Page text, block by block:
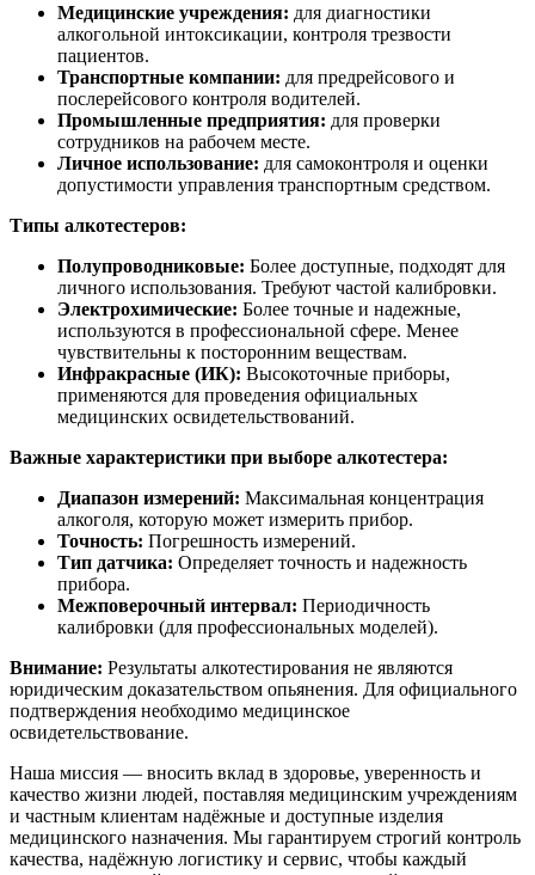
Медицинские учреждения: для диагностики
алкогольной интоксикации, контроля трезвости
пациентов.
Транспортные компании: для предрейсового и
послерейсового контроля водителей.
Промышленные предприятия: для проверки
сотрудников на рабочем месте.
Личное использование: для самоконтроля и оценки
допустимости управления транспортным средством.
Типы алкотестеров:
Полупроводниковые: Более доступные, подходят для
личного использования. Требуют частой калибровки.
Электрохимические: Более точные и надежные,
используются в профессиональной сфере. Менее
чувствительны к посторонним веществам.
Инфракрасные (ИК): Высокоточные приборы,
применяются для проведения официальных
медицинских освидетельствований.
Важные характеристики при выборе алкотестера:
Диапазон измерений: Максимальная концентрация
алкоголя, которую может измерить прибор.
Точность: Погрешность измерений.
Тип датчика: Определяет точность и надежность
прибора.
Межповерочный интервал: Периодичность
калибровки (для профессиональных моделей).
Внимание: Результаты алкотестирования не являются
юридическим доказательством опьянения. Для официального
подтверждения необходимо медицинское
освидетельствование.
Наша миссия — вносить вклад в здоровье, уверенность и
качество жизни людей, поставляя медицинским учреждениям
и частным клиентам надёжные и доступные изделия
медицинского назначения. Мы гарантируем строгий контроль
качества, надёжную логистику и сервис, чтобы каждый